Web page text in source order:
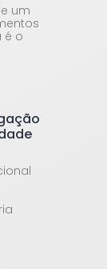
um
é o